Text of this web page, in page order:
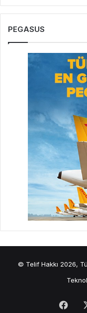
PEGASUS
© Telif Hakkı 2026,